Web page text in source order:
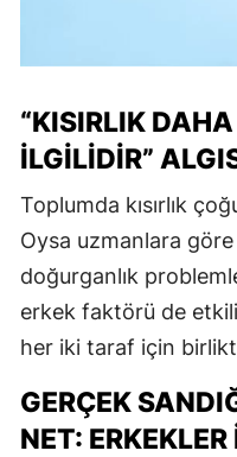
“KISIRLIK
İLGİLİDİR”
Toplumda kısırlık
Oysa uzmanlara
doğurganlık
erkek faktörü de
her iki taraf için
GERÇEK
NET: